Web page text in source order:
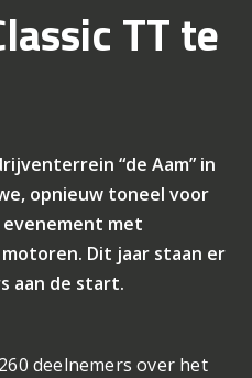
TT te
“de Aam” in
opnieuw toneel voor
evenement met
Dit jaar staan er
aan de start.
deelnemers over het